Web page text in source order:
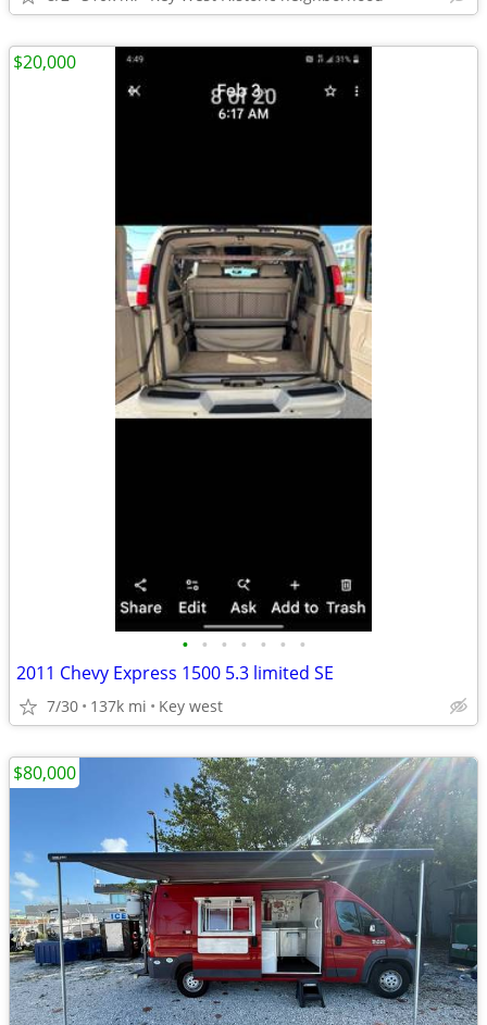
• • • • • • •
2011 Chevy Express 1500 5.3 limited SE
7/30 137k mi Key west
$20,000
$80,000